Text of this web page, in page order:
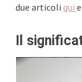
due articoliqui
Il